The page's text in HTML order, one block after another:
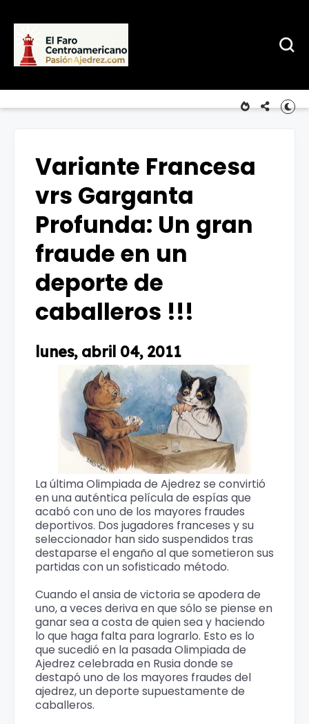
Variante Francesa
vrs Garganta
Profunda: Un gran
fraude en un
deporte de
caballeros !!!
lunes, abril 04, 2011
La última Olimpiada de Ajedrez se convirtió
en una auténtica película de espías que
acabó con uno de los mayores fraudes
deportivos. Dos jugadores franceses y su
seleccionador han sido suspendidos tras
destaparse el engaño al que sometieron sus
partidas con un sofisticado método.
Cuando el ansia de victoria se apodera de
uno, a veces deriva en que sólo se piense en
ganar sea a costa de quien sea y haciendo
lo que haga falta para lograrlo. Esto es lo
que sucedió en la pasada Olimpiada de
Ajedrez celebrada en Rusia donde se
destapó uno de los mayores fraudes del
ajedrez, un deporte supuestamente de
caballeros.